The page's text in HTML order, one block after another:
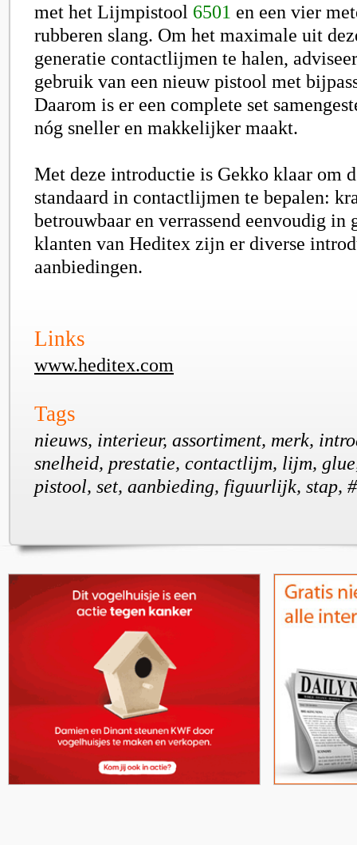
met het Lijmpistool 6501 en een vier
rubberen slang. Om het maximale uit
generatie contactlijmen te halen,
gebruik van een nieuw pistool met
Daarom is er een complete set
nóg sneller en makkelijker maakt.
Met deze introductie is Gekko klaar om
standaard in contactlijmen te bepalen:
betrouwbaar en verrassend eenvoudig in
klanten van Heditex zijn er diverse
aanbiedingen.
Links
www.heditex.com
Tags
nieuws, interieur, assortiment, merk,
snelheid, prestatie, contactlijm, lijm,
pistool, set, aanbieding, figuurlijk, stap,